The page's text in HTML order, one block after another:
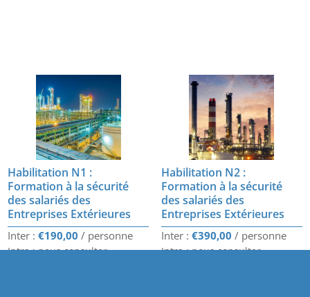
Habilitation N1 :
Formation à la sécurité
des salariés des
Entreprises Extérieures
€190,00
Intra : nous consulter
Habilitation N2 :
Formation à la sécurité
des salariés des
Entreprises Extérieures
€390,00
Intra : nous consulter